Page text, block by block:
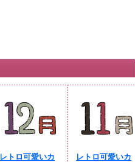
レトロ可愛いカ
レトロ可愛いカ